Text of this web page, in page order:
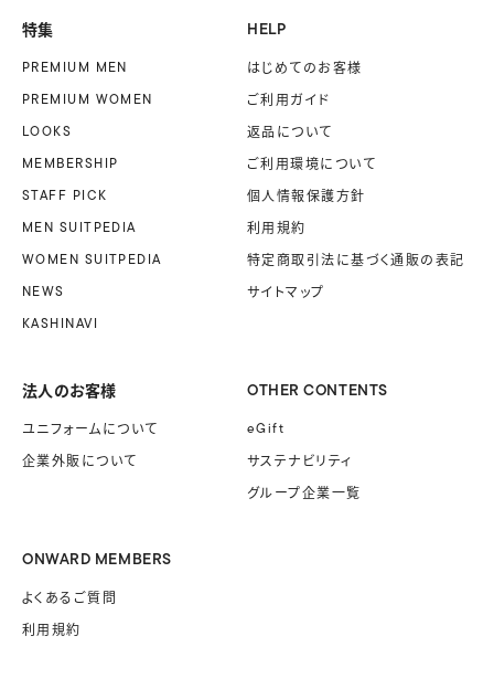
特集
PREMIUM MEN
PREMIUM WOMEN
LOOKS
MEMBERSHIP
STAFF PICK
MEN SUITPEDIA
WOMEN SUITPEDIA
NEWS
KASHINAVI
HELP
はじめてのお客様
ご利用ガイド
返品について
ご利用環境について
個人情報保護方針
利用規約
特定商取引法に基づく通販の表記
サイトマップ
法人のお客様
ユニフォームについて
企業外販について
OTHER CONTENTS
eGift
サステナビリティ
グループ企業一覧
ONWARD MEMBERS
よくあるご質問
利用規約